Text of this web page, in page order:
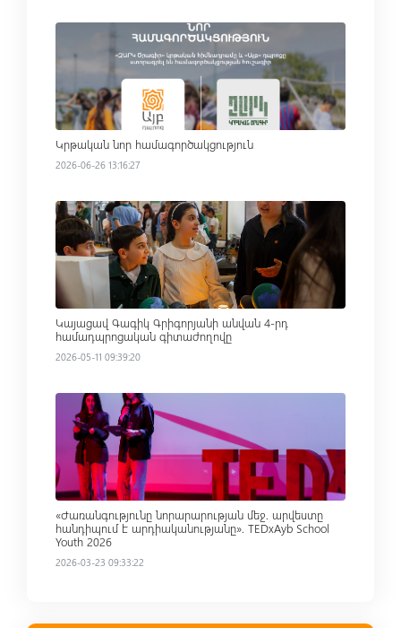
Read more
Կրթական նոր համագործակցություն
2026-06-26 13:16:27
Read more
Կայացավ Գագիկ Գրիգորյանի անվան 4-րդ
համադպրոցական գիտաժողովը
2026-05-11 09:39:20
Read more
«Ժառանգությունը նորարարության մեջ. արվեստը
հանդիպում է արդիականությանը». TEDxAyb School
Youth 2026
2026-03-23 09:33:22